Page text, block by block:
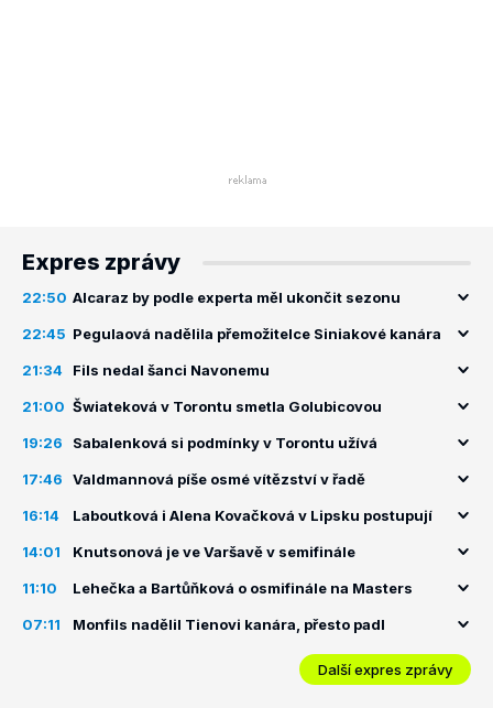
Expres zprávy
22:50 Alcaraz by podle experta měl ukončit sezonu
22:45 Pegulaová nadělila přemožitelce Siniakové kanára
21:34 Fils nedal šanci Navonemu
21:00 Šwiateková v Torontu smetla Golubicovou
19:26 Sabalenková si podmínky v Torontu užívá
17:46 Valdmannová píše osmé vítězství v řadě
16:14 Laboutková i Alena Kovačková v Lipsku postupují
14:01 Knutsonová je ve Varšavě v semifinále
11:10 Lehečka a Bartůňková o osmifinále na Masters
07:11 Monfils nadělil Tienovi kanára, přesto padl
Další expres zprávy